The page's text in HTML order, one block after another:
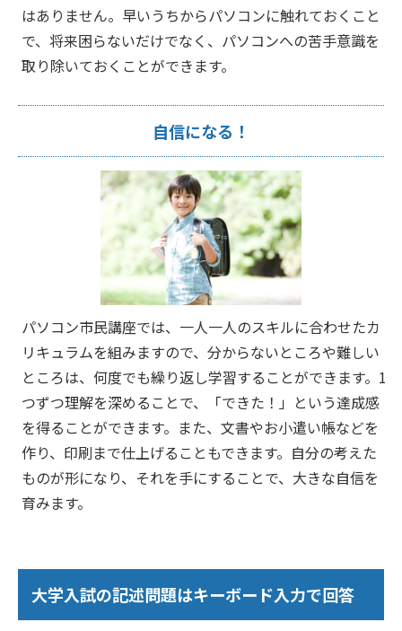
はありません。早いうちからパソコンに触れておくこと
で、将来困らないだけでなく、パソコンへの苦手意識を
取り除いておくことができます。
自信になる！
パソコン市民講座では、一人一人のスキルに合わせたカ
リキュラムを組みますので、分からないところや難しい
ところは、何度でも繰り返し学習することができます。1
つずつ理解を深めることで、「できた！」という達成感
を得ることができます。また、文書やお小遣い帳などを
作り、印刷まで仕上げることもできます。自分の考えた
ものが形になり、それを手にすることで、大きな自信を
育みます。
大学入試の記述問題はキーボード入力で回答